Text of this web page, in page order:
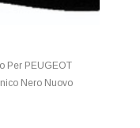
Per PEUGEOT
Nero Nuovo